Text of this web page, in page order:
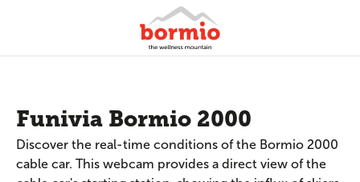
Funivia Bormio 2000
Discover the real-time conditions of the Bormio 2000
cable car. This webcam provides a direct view of the